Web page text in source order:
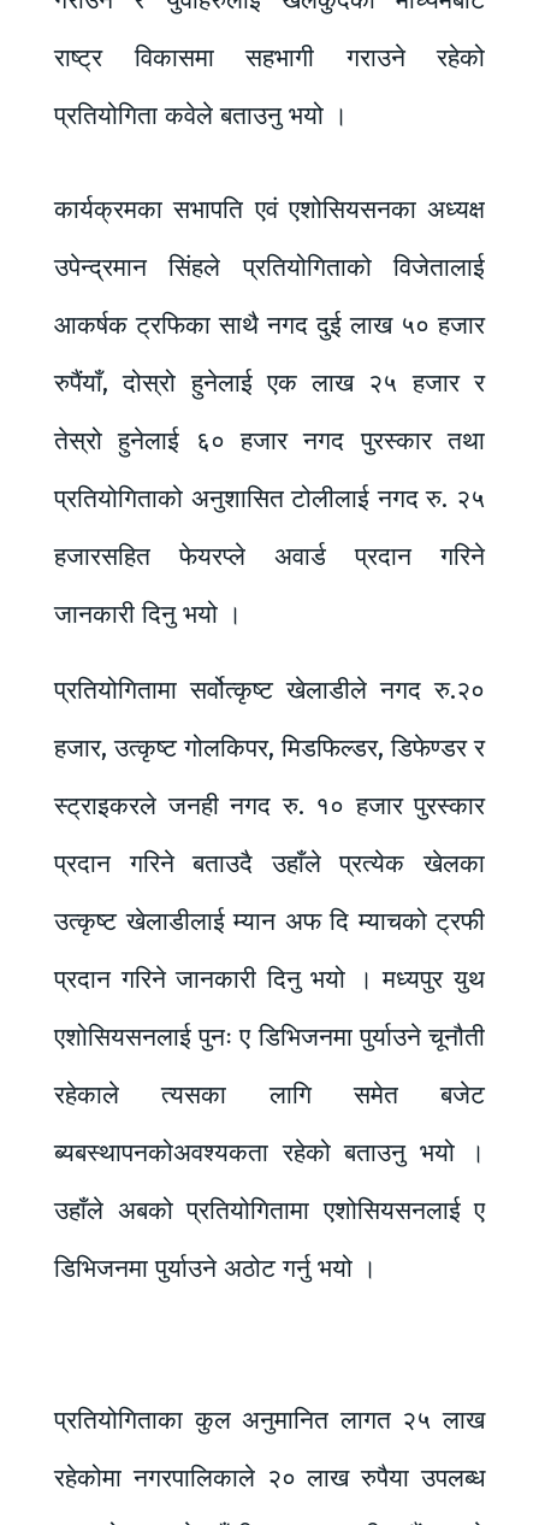
राष्ट्र विकासमा सहभागी गराउने रहेको
प्रतियोगिता कवेले बताउनु भयो ।
कार्यक्रमका सभापति एवं एशोसियसनका अध्यक्ष
उपेन्द्रमान सिंहले प्रतियोगिताको विजेतालाई
आकर्षक ट्रफिका साथै नगद दुई लाख ५० हजार
रुपैंयाँ, दोस्रो हुनेलाई एक लाख २५ हजार र
तेस्रो हुनेलाई ६० हजार नगद पुरस्कार तथा
प्रतियोगिताको अनुशासित टोलीलाई नगद रु. २५
हजारसहित फेयरप्ले अवार्ड प्रदान गरिने
जानकारी दिनु भयो ।
प्रतियोगितामा सर्वोत्कृष्ट खेलाडीले नगद रु.२०
हजार, उत्कृष्ट गोलकिपर, मिडफिल्डर, डिफेण्डर र
स्ट्राइकरले जनही नगद रु. १० हजार पुरस्कार
प्रदान गरिने बताउदै उहाँले प्रत्येक खेलका
उत्कृष्ट खेलाडीलाई म्यान अफ दि म्याचको ट्रफी
प्रदान गरिने जानकारी दिनु भयो । मध्यपुर युथ
एशोसियसनलाई पुनः ए डिभिजनमा पुर्याउने चूनौती
रहेकाले त्यसका लागि समेत बजेट
ब्यबस्थापनकोअवश्यकता रहेको बताउनु भयो ।
उहाँले अबको प्रतियोगितामा एशोसियसनलाई ए
डिभिजनमा पुर्याउने अठोट गर्नु भयो ।
प्रतियोगिताका कुल अनुमानित लागत २५ लाख
रहेकोमा नगरपालिकाले २० लाख रुपैया उपलब्ध